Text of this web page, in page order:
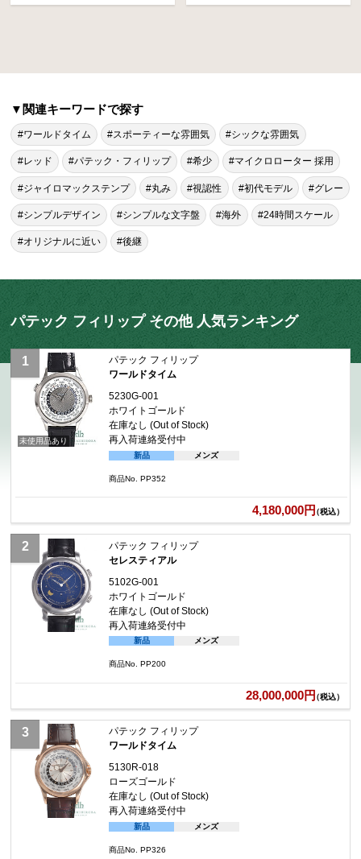
▼関連キーワードで探す
#ワールドタイム #スポーティーな雰囲気 #シックな雰囲気
#レッド #パテック・フィリップ #希少 #マイクロローター 採用
#ジャイロマックステンプ #丸み #視認性 #初代モデル #グレー
#シンプルデザイン #シンプルな文字盤 #海外 #24時間スケール
#オリジナルに近い #後継
パテック フィリップ その他 人気ランキング
未使用品あり
パテック フィリップ
ワールドタイム
5230G-001
ホワイトゴールド
在庫なし (Out of Stock)
再入荷連絡受付中
新品 メンズ
商品No. PP352
4,180,000円（税込）
パテック フィリップ
セレスティアル
5102G-001
ホワイトゴールド
在庫なし (Out of Stock)
再入荷連絡受付中
新品 メンズ
商品No. PP200
28,000,000円（税込）
パテック フィリップ
ワールドタイム
5130R-018
ローズゴールド
在庫なし (Out of Stock)
再入荷連絡受付中
新品 メンズ
商品No. PP326